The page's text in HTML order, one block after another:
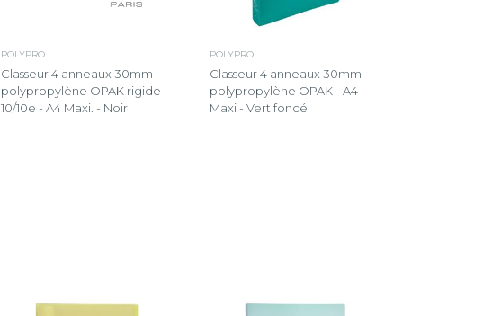
POLYPRO
Classeur 4 anneaux 30mm
polypropylène OPAK rigide
10/10e - A4 Maxi. - Noir
POLYPRO
Classeur 4 anneaux 30mm
polypropylène OPAK - A4
Maxi - Vert foncé